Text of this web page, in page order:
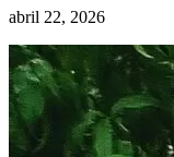
abril 22, 2026